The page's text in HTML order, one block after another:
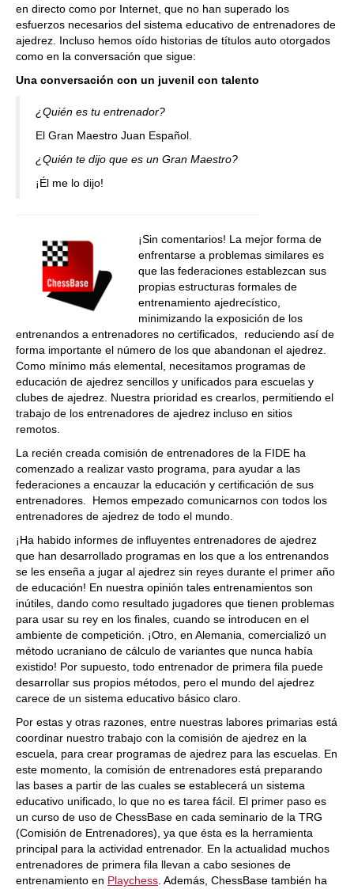
en directo como por Internet, que no han superado los
esfuerzos necesarios del sistema educativo de entrenadores de
ajedrez. Incluso hemos oído historias de títulos auto otorgados
como en la conversación que sigue:
Una conversación con un juvenil con talento
¿Quién es tu entrenador?
El Gran Maestro Juan Español.
¿Quién te dijo que es un Gran Maestro?
¡Él me lo dijo!
¡Sin comentarios! La mejor forma de
enfrentarse a problemas similares es
que las federaciones establezcan sus
propias estructuras formales de
entrenamiento ajedrecístico,
minimizando la exposición de los
entrenandos a entrenadores no certificados, reduciendo así de
forma importante el número de los que abandonan el ajedrez.
Como mínimo más elemental, necesitamos programas de
educación de ajedrez sencillos y unificados para escuelas y
clubes de ajedrez. Nuestra prioridad es crearlos, permitiendo el
trabajo de los entrenadores de ajedrez incluso en sitios
remotos.
La recién creada comisión de entrenadores de la FIDE ha
comenzado a realizar vasto programa, para ayudar a las
federaciones a encauzar la educación y certificación de sus
entrenadores. Hemos empezado comunicarnos con todos los
entrenadores de ajedrez de todo el mundo.
¡Ha habido informes de influyentes entrenadores de ajedrez
que han desarrollado programas en los que a los entrenandos
se les enseña a jugar al ajedrez sin reyes durante el primer año
de educación! En nuestra opinión tales entrenamientos son
inútiles, dando como resultado jugadores que tienen problemas
para usar su rey en los finales, cuando se introducen en el
ambiente de competición. ¡Otro, en Alemania, comercializó un
método ucraniano de cálculo de variantes que nunca había
existido! Por supuesto, todo entrenador de primera fila puede
desarrollar sus propios métodos, pero el mundo del ajedrez
carece de un sistema educativo básico claro.
Por estas y otras razones, entre nuestras labores primarias está
coordinar nuestro trabajo con la comisión de ajedrez en la
escuela, para crear programas de ajedrez para las escuelas. En
este momento, la comisión de entrenadores está preparando
las bases a partir de las cuales se establecerá un sistema
educativo unificado, lo que no es tarea fácil. El primer paso es
un curso de uso de ChessBase en cada seminario de la TRG
(Comisión de Entrenadores), ya que ésta es la herramienta
principal para la actividad entrenador. En la actualidad muchos
entrenadores de primera fila llevan a cabo sesiones de
entrenamiento en Playchess . Además, ChessBase también ha